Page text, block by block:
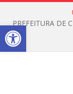
Open toolbar